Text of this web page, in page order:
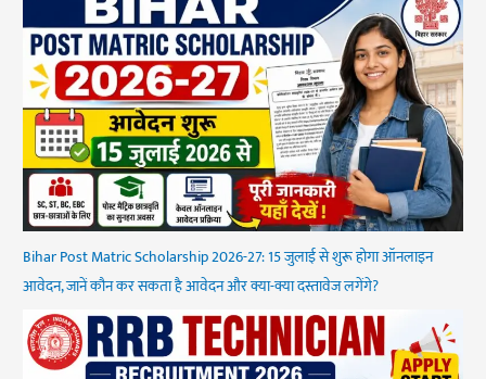
Bihar Post Matric Scholarship 2026-27: 15 जुलाई से शुरू होगा ऑनलाइन
आवेदन, जानें कौन कर सकता है आवेदन और क्या-क्या दस्तावेज लगेंगे?